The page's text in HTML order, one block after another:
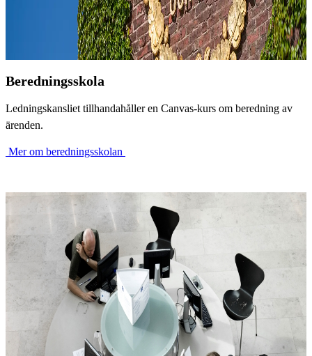
Beredningsskola
Ledningskansliet tillhandahåller en Canvas-kurs om beredning av
ärenden.
​ Mer om beredningsskolan ​